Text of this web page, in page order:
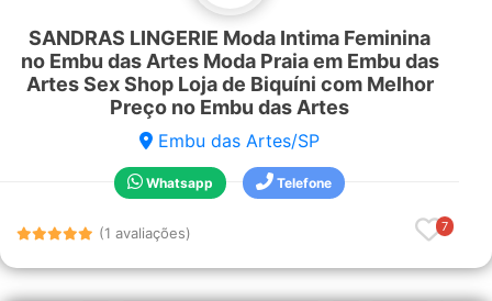
SANDRAS LINGERIE Moda Intima Feminina
no Embu das Artes Moda Praia em Embu das
Artes Sex Shop Loja de Biquíni com Melhor
Preço no Embu das Artes
Embu das Artes/SP
Whatsapp Telefone
(1 avaliações) 7